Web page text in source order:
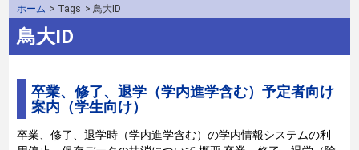
ホーム > Tags > 鳥大ID
鳥大ID
卒業、修了、退学（学内進学含む）予定者向け
案内（学生向け）
卒業、修了、退学時（学内進学含む）の学内情報システムの利